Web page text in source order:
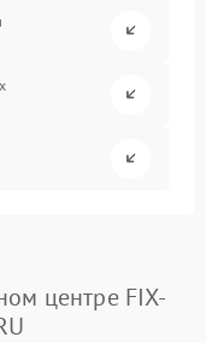
центре FIX-